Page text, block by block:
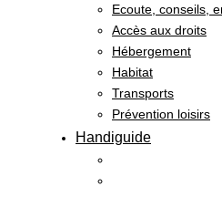
Ecoute, conseils,
Accès aux droits
Hébergement
Habitat
Transports
Prévention loisirs
Handiguide